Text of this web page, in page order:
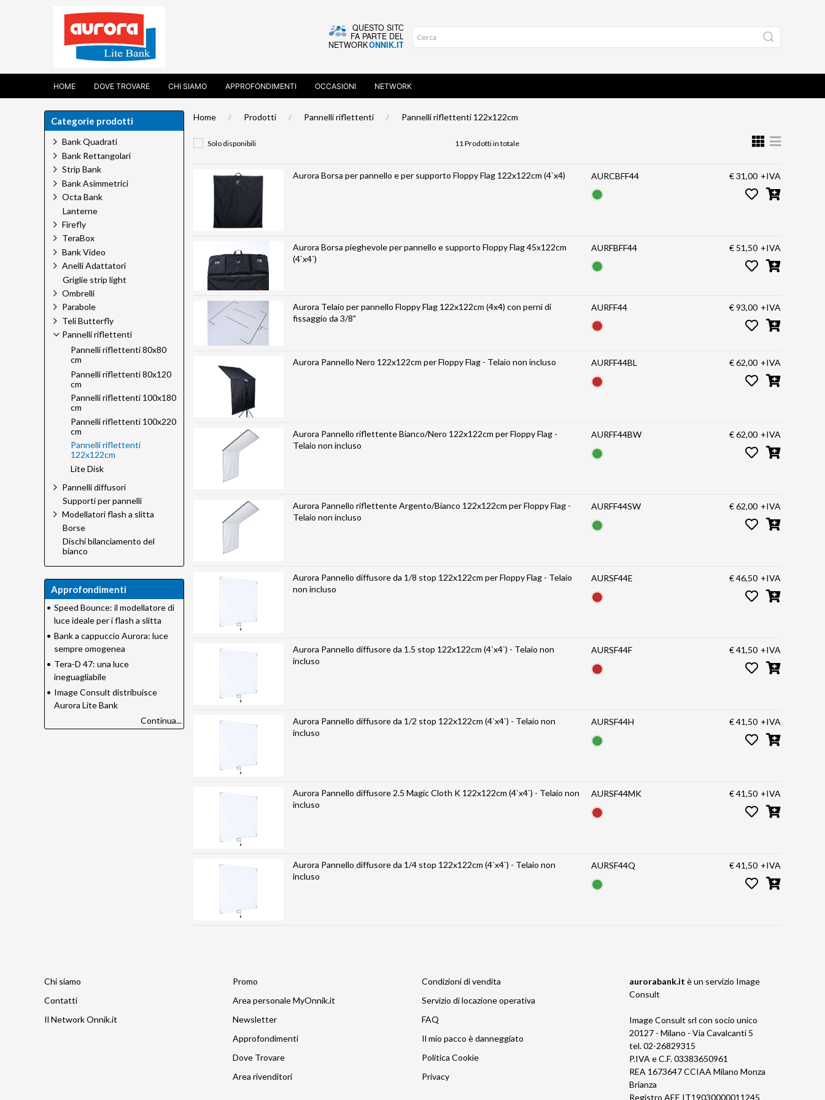
HOME DOVE TROVARE CHI SIAMO APPROFONDIMENTI OCCASIONI NETWORK
Home Prodotti Pannelli riflettenti Pannelli riflettenti 122x122cm
Solo disponibili 11 Prodotti in totale
Aurora Borsa per pannello e per supporto Floppy Flag 122x122cm (4`x4) AURCBFF44 € 31,00 +IVA
Aurora Borsa pieghevole per pannello e supporto Floppy Flag 45x122cm
(4`x4`)
AURFBFF44 € 51,50 +IVA
Aurora Telaio per pannello Floppy Flag 122x122cm (4x4) con perni di
fissaggio da 3/8"
AURFF44 € 93,00 +IVA
Aurora Pannello Nero 122x122cm per Floppy Flag - Telaio non incluso AURFF44BL € 62,00 +IVA
Aurora Pannello riflettente Bianco/Nero 122x122cm per Floppy Flag -
Telaio non incluso
AURFF44BW € 62,00 +IVA
Aurora Pannello riflettente Argento/Bianco 122x122cm per Floppy Flag -
Telaio non incluso
AURFF44SW € 62,00 +IVA
Aurora Pannello diffusore da 1/8 stop 122x122cm per Floppy Flag - Telaio
non incluso
AURSF44E € 46,50 +IVA
Aurora Pannello diffusore da 1.5 stop 122x122cm (4`x4`) - Telaio non
incluso
AURSF44F € 41,50 +IVA
Aurora Pannello diffusore da 1/2 stop 122x122cm (4`x4`) - Telaio non
incluso
AURSF44H € 41,50 +IVA
Aurora Pannello diffusore 2.5 Magic Cloth K 122x122cm (4`x4`) - Telaio non
incluso
AURSF44MK € 41,50 +IVA
Aurora Pannello diffusore da 1/4 stop 122x122cm (4`x4`) - Telaio non
incluso
AURSF44Q € 41,50 +IVA
Categorie prodotti
Bank Quadrati
Bank Rettangolari
Strip Bank
Bank Asimmetrici
Octa Bank
Lanterne
Firefly
TeraBox
Bank Video
Anelli Adattatori
Griglie strip light
Ombrelli
Parabole
Teli Butterfly
Pannelli riflettenti
Pannelli riflettenti 80x80
cm
Pannelli riflettenti 80x120
cm
Pannelli riflettenti 100x180
cm
Pannelli riflettenti 100x220
cm
Pannelli riflettenti
122x122cm
Lite Disk
Pannelli diffusori
Supporti per pannelli
Modellatori flash a slitta
Borse
Dischi bilanciamento del
bianco
Approfondimenti
• Speed Bounce: il modellatore di
luce ideale per i flash a slitta
• Bank a cappuccio Aurora: luce
sempre omogenea
• Tera-D 47: una luce
ineguagliabile
• Image Consult distribuisce
Aurora Lite Bank
Continua...
Chi siamo
Contatti
Il Network Onnik.it
Promo
Area personale MyOnnik.it
Newsletter
Approfondimenti
Dove Trovare
Area rivenditori
Condizioni di vendita
Servizio di locazione operativa
FAQ
Il mio pacco è danneggiato
Politica Cookie
Privacy
aurorabank.it è un servizio Image
Consult
Image Consult srl con socio unico
20127 - Milano - Via Cavalcanti 5
tel. 02-26829315
P.IVA e C.F. 03383650961
REA 1673647 CCIAA Milano Monza
Brianza
Registro AEE IT19030000011245